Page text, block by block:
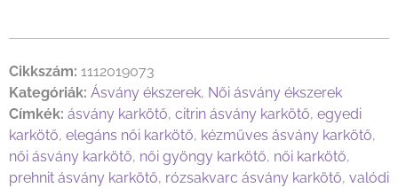
Cikkszám: 1112019073
Kategóriák: Ásvány ékszerek, Női ásvány ékszerek
Címkék: ásvány karkötő, citrin ásvány karkötő, egyedi
karkötő, elegáns női karkötő, kézműves ásvány karkötő,
női ásvány karkötő, női gyöngy karkötő, női karkötő,
prehnit ásvány karkötő, rózsakvarc ásvány karkötő, valódi